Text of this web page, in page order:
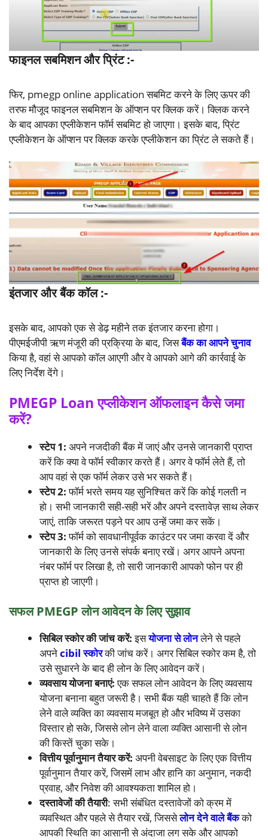
फाइनल सबमिशन और प्रिंट :-
फिर, pmegp online application सबमिट करने के लिए ऊपर की
तरफ मौजूद फाइनल सबमिशन के ऑप्शन पर क्लिक करें। क्लिक करने
के बाद आपका एप्लीकेशन फॉर्म सबमिट हो जाएगा। इसके बाद, प्रिंट
एप्लीकेशन के ऑप्शन पर क्लिक करके एप्लीकेशन का प्रिंट ले सकते हैं।
इंतजार और बैंक कॉल :-
इसके बाद, आपको एक से डेढ़ महीने तक इंतजार करना होगा।
पीएमईजीपी ऋण मंजूरी की प्रक्रिया के बाद, जिसबैंक का आपने चुनाव
किया है, वहां से आपको कॉल आएगी और वे आपको आगे की कार्रवाई के
लिए निर्देश देंगे।
PMEGP Loan एप्लीकेशन ऑफलाइन कैसे जमा
करें?
स्टेप 1: अपने नजदीकी बैंक में जाएं और उनसे जानकारी प्राप्त
करें कि क्या वे फॉर्म स्वीकार करते हैं। अगर वे फॉर्म लेते हैं, तो
आप वहां से एक फॉर्म लेकर उसे भर सकते हैं।
स्टेप 2:फॉर्म भरते समय यह सुनिश्चित करें कि कोई गलती न
हो। सभी जानकारी सही-सही भरें और अपने दस्तावेज़ साथ लेकर
जाएं, ताकि जरूरत पड़ने पर आप उन्हें जमा कर सकें।
स्टेप 3:फॉर्म को सावधानीपूर्वक काउंटर पर जमा करवा दें और
जानकारी के लिए उनसे संपर्क बनाए रखें। अगर आपने अपना
नंबर फॉर्म पर लिखा है, तो सारी जानकारी आपको फोन पर ही
प्राप्त हो जाएगी।
सफल PMEGP लोन आवेदन के लिए सुझाव
सिबिल स्कोर की जांच करें:इसयोजना से लोनलेने से पहले
अपनेcibil स्कोरकी जांच करें। अगर सिबिल स्कोर कम है, तो
उसे सुधारने के बाद ही लोन के लिए आवेदन करें।
व्यवसाय योजना बनाएं:एक सफल लोन आवेदन के लिए व्यवसाय
योजना बनाना बहुत जरूरी है। सभी बैंक यही चाहते हैं कि लोन
लेने वाले व्यक्ति का व्यवसाय मजबूत हो और भविष्य में उसका
विस्तार हो सके, जिससे लोन लेने वाला व्यक्ति आसानी से लोन
की किस्तें चुका सके।
वित्तीय पूर्वानुमान तैयार करें: अपनी वेबसाइट के लिए एक वित्तीय
पूर्वानुमान तैयार करें, जिसमें लाभ और हानि का अनुमान, नकदी
प्रवाह, और निवेश की आवश्यकता शामिल हो।
दस्तावेजों की तैयारी: सभी संबंधित दस्तावेजों को क्रम में
व्यवस्थित और पहले से तैयार रखें, जिससेलोन देने वाले बैंकको
आपकी स्थिति का आसानी से अंदाजा लग सके और आपको